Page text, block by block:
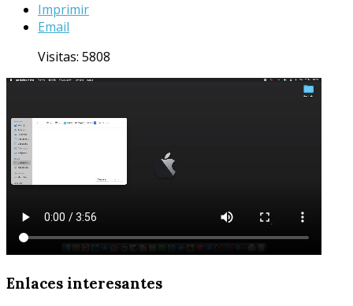
Imprimir
Email
Visitas: 5808
Enlaces interesantes